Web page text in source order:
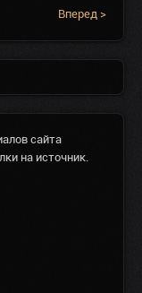
Вперед >
сайта
на источник.